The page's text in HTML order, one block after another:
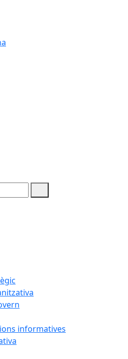
informatives